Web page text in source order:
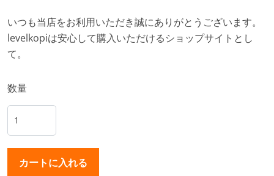
いつも当店をお利用いただき誠にありがとうございます。
levelkopiは安心して購入いただけるショップサイトとし
て。
数量